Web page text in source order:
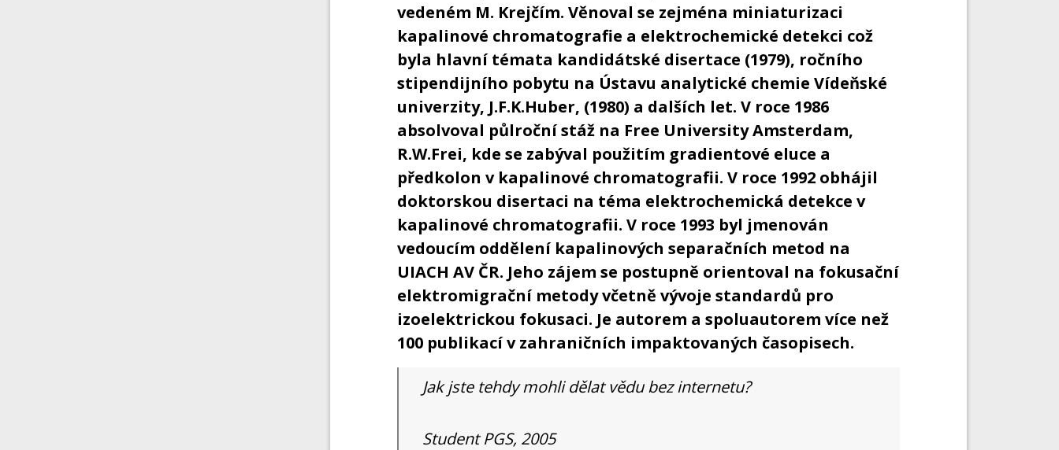
vedeném M. Krejčím. Věnoval se zejména miniaturizaci
kapalinové chromatografie a elektrochemické detekci což
byla hlavní témata kandidátské disertace (1979), ročního
stipendijního pobytu na Ústavu analytické chemie Vídeňské
univerzity, J.F.K.Huber, (1980) a dalších let. V roce 1986
absolvoval půlroční stáž na Free University Amsterdam,
R.W.Frei, kde se zabýval použitím gradientové eluce a
předkolon v kapalinové chromatografii. V roce 1992 obhájil
doktorskou disertaci na téma elektrochemická detekce v
kapalinové chromatografii. V roce 1993 byl jmenován
vedoucím oddělení kapalinových separačních metod na
UIACH AV ČR. Jeho zájem se postupně orientoval na fokusační
elektromigrační metody včetně vývoje standardů pro
izoelektrickou fokusaci. Je autorem a spoluautorem více než
100 publikací v zahraničních impaktovaných časopisech.
Jak jste tehdy mohli dělat vědu bez internetu?
Student PGS, 2005